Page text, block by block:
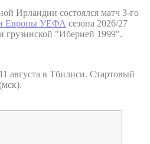
Ирландии состоялся матч 3-го
Европы УЕФА сезона 2026/27
"Иберией 1999".
августа в Тбилиси. Стартовый